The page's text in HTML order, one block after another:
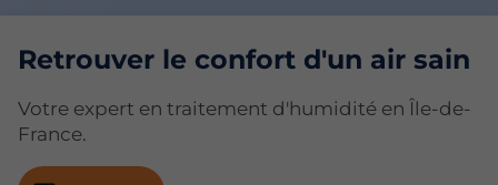
Retrouver le confort d'un air sain
Votre expert en traitement d'humidité en Île-de-
France.